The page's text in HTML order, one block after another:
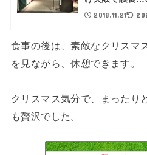
2018.11.21
食事の後は、素敵なクリスマ
を見ながら、休憩できます。
クリスマス気分で、まったり
も贅沢でした。